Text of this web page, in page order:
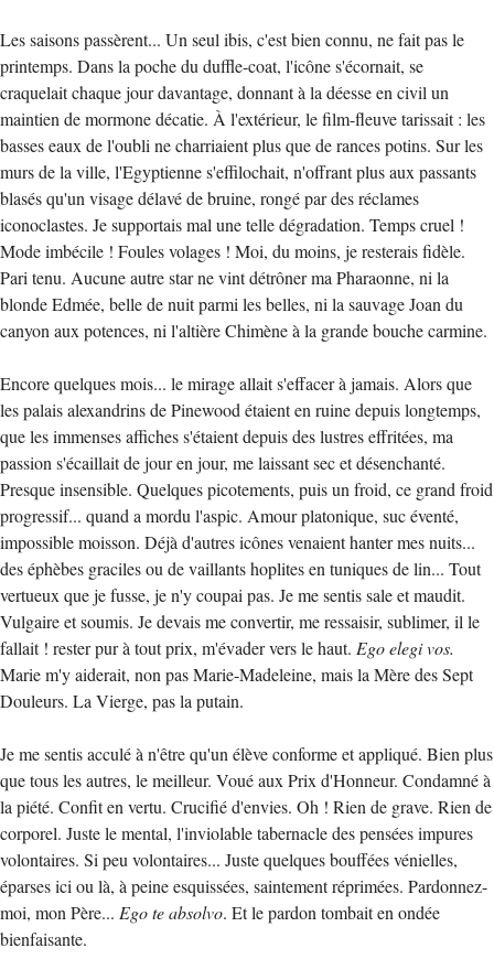
Les saisons passèrent... Un seul ibis, c'est bien connu, ne fait pas le
printemps. Dans la poche du duffle-coat, l'icône s'écornait, se
craquelait chaque jour davantage, donnant à la déesse en civil un
maintien de mormone décatie. À l'extérieur, le film-fleuve tarissait : les
basses eaux de l'oubli ne charriaient plus que de rances potins. Sur les
murs de la ville, l'Egyptienne s'effilochait, n'offrant plus aux passants
blasés qu'un visage délavé de bruine, rongé par des réclames
iconoclastes. Je supportais mal une telle dégradation. Temps cruel !
Mode imbécile ! Foules volages ! Moi, du moins, je resterais fidèle.
Pari tenu. Aucune autre star ne vint détrôner ma Pharaonne, ni la
blonde Edmée, belle de nuit parmi les belles, ni la sauvage Joan du
canyon aux potences, ni l'altière Chimène à la grande bouche carmine.
Encore quelques mois... le mirage allait s'effacer à jamais. Alors que
les palais alexandrins de Pinewood étaient en ruine depuis longtemps,
que les immenses affiches s'étaient depuis des lustres effritées, ma
passion s'écaillait de jour en jour, me laissant sec et désenchanté.
Presque insensible. Quelques picotements, puis un froid, ce grand froid
progressif... quand a mordu l'aspic. Amour platonique, suc éventé,
impossible moisson. Déjà d'autres icônes venaient hanter mes nuits...
des éphèbes graciles ou de vaillants hoplites en tuniques de lin... Tout
vertueux que je fusse, je n'y coupai pas. Je me sentis sale et maudit.
Vulgaire et soumis. Je devais me convertir, me ressaisir, sublimer, il le
fallait ! rester pur à tout prix, m'évader vers le haut. Ego elegi vos.
Marie m'y aiderait, non pas Marie-Madeleine, mais la Mère des Sept
Douleurs. La Vierge, pas la putain.
Je me sentis acculé à n'être qu'un élève conforme et appliqué. Bien plus
que tous les autres, le meilleur. Voué aux Prix d'Honneur. Condamné à
la piété. Confit en vertu. Crucifié d'envies. Oh ! Rien de grave. Rien de
corporel. Juste le mental, l'inviolable tabernacle des pensées impures
volontaires. Si peu volontaires... Juste quelques bouffées vénielles,
éparses ici ou là, à peine esquissées, saintement réprimées. Pardonnez-
moi, mon Père... Ego te absolvo. Et le pardon tombait en ondée
bienfaisante.